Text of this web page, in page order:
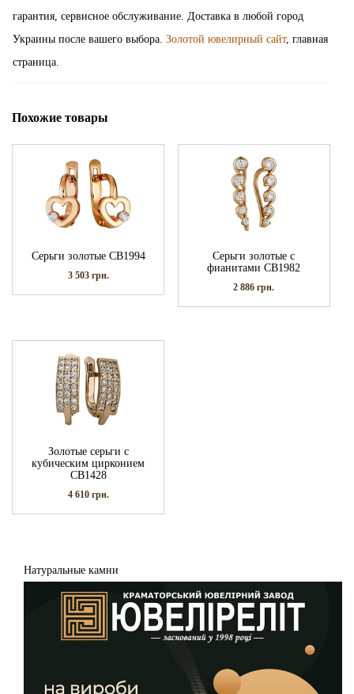
гарантия, сервисное обслуживание. Доставка в любой город
Украины после вашего выбора. Золотой ювелирный сайт, главная
страница.
Похожие товары
Серьги золотые СВ1994
3 503 грн.
Серьги золотые с
фианитами СВ1982
2 886грн.
Золотые серьги с
кубическим цирконием
СВ1428
4 610 грн.
Натуральные камни